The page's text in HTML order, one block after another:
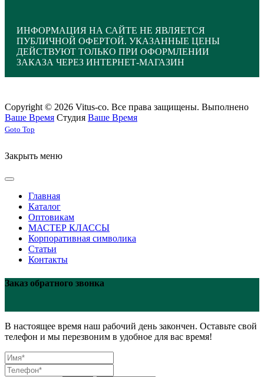
ИНФОРМАЦИЯ НА САЙТЕ НЕ ЯВЛЯЕТСЯ
ПУБЛИЧНОЙ ОФЕРТОЙ. УКАЗАННЫЕ ЦЕНЫ
ДЕЙСТВУЮТ ТОЛЬКО ПРИ ОФОРМЛЕНИИ
ЗАКАЗА ЧЕРЕЗ ИНТЕРНЕТ-МАГАЗИН
Copyright © 2026 Vitus-co. Все права защищены. Выполнено
Ваше Время Студия Ваше Время
Joomla! 3 Templates
Goto Top
Закрыть меню
Главная
Каталог
Оптовикам
МАСТЕР КЛАССЫ
Корпоративная символика
Статьи
Контакты
Заказ обратного звонка
В настоящее время наш рабочий день закончен. Оставьте свой
телефон и мы перезвоним в удобное для вас время!